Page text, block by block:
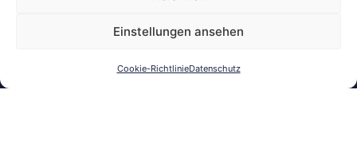
Einstellungen ansehen
Cookie-RichtlinieDatenschutz
Umzugskartons
Möbeltransport